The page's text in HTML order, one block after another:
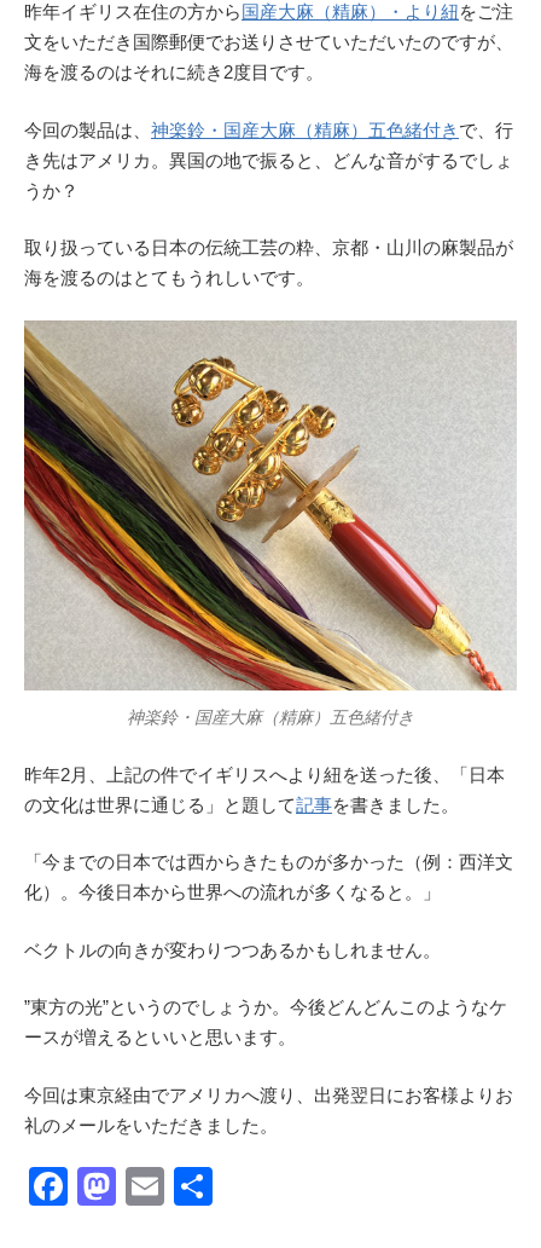
昨年イギリス在住の方から国産大麻（精麻）・より紐をご注
文をいただき国際郵便でお送りさせていただいたのですが、
海を渡るのはそれに続き2度目です。
今回の製品は、 神楽鈴・国産大麻（精麻）五色緒付き で、行
き先はアメリカ。異国の地で振ると、どんな音がするでしょ
うか？
取り扱っている日本の伝統工芸の粋、京都・山川の麻製品が
海を渡るのはとてもうれしいです。
神楽鈴・国産大麻（精麻）五色緒付き
昨年2月、上記の件でイギリスへより紐を送った後、「日本
の文化は世界に通じる」と題して記事を書きました。
「今までの日本では西からきたものが多かった（例：西洋文
化）。今後日本から世界への流れが多くなると。」
ベクトルの向きが変わりつつあるかもしれません。
”東方の光”というのでしょうか。今後どんどんこのようなケ
ースが増えるといいと思います。
今回は東京経由でアメリカへ渡り、出発翌日にお客様よりお
礼のメールをいただきました。
F
M
E